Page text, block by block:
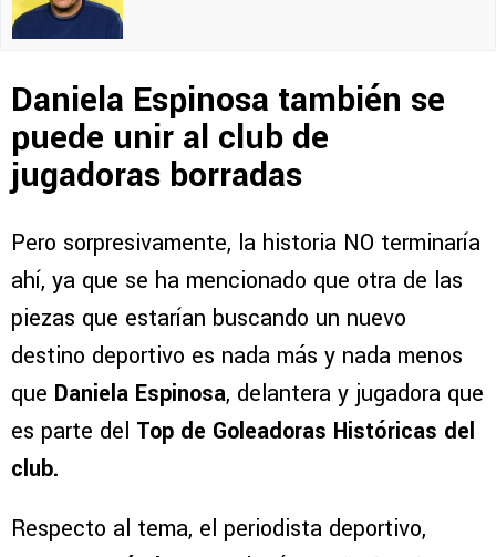
Daniela Espinosa también se
puede unir al club de
jugadoras borradas
Pero sorpresivamente, la historia NO terminaría
ahí, ya que se ha mencionado que otra de las
piezas que estarían buscando un nuevo
destino deportivo es nada más y nada menos
que Daniela Espinosa, delantera y jugadora que
es parte del Top de Goleadoras Históricas del
club.
Respecto al tema, el periodista deportivo,